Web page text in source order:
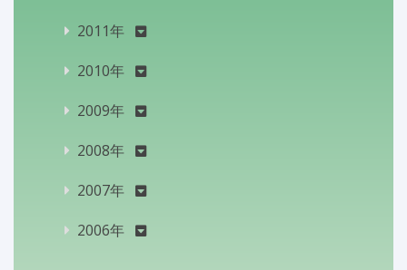
2011年
2010年
2009年
2008年
2007年
2006年